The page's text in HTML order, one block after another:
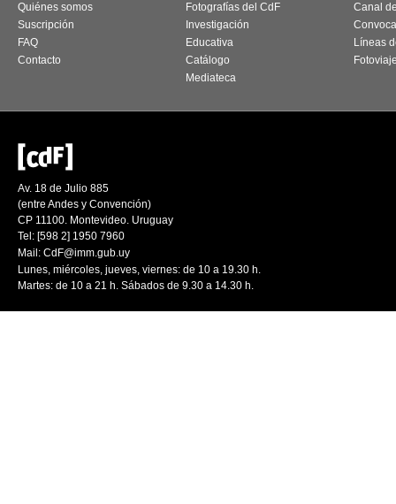
Quiénes somos
Suscripción
FAQ
Contacto
Fotografías del CdF
Investigación
Educativa
Catálogo
Mediateca
Canal
Líneas
Av. 18 de Julio 885
(entre Andes y Convención)
CP 11100. Montevideo. Uruguay
Tel: [598 2] 1950 7960
Mail: CdF@imm.gub.uy
Lunes, miércoles, jueves, viernes: de 10 a 19.30 h.
Martes: de 10 a 21 h. Sábados de 9.30 a 14.30 h.